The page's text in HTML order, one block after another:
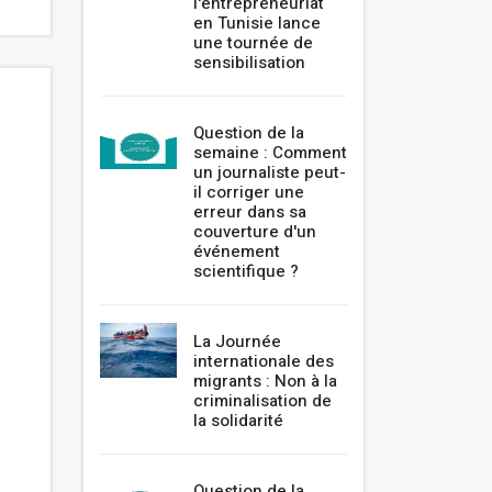
en Tunisie lance
une tournée de
sensibilisation
Question de la
semaine : Comment
un journaliste peut-
il corriger une
erreur dans sa
couverture d'un
événement
scientifique ?
La Journée
internationale des
migrants : Non à la
criminalisation de
la solidarité